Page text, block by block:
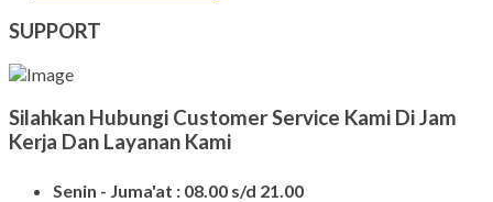
SUPPORT
Silahkan Hubungi Customer Service Kami Di Jam
Kerja Dan Layanan Kami
Senin - Juma'at : 08.00 s/d 21.00